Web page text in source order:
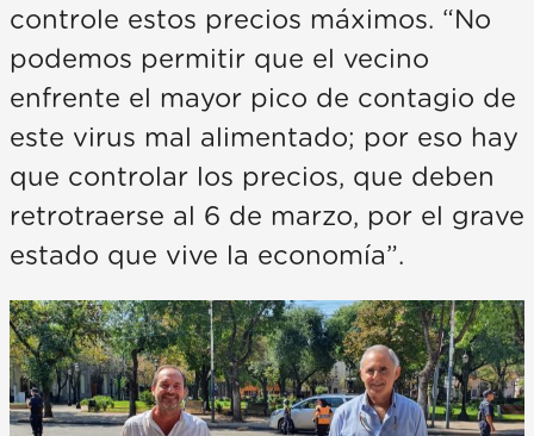
controle estos precios máximos. “No
podemos permitir que el vecino
enfrente el mayor pico de contagio de
este virus mal alimentado; por eso hay
que controlar los precios, que deben
retrotraerse al 6 de marzo, por el grave
estado que vive la economía”.